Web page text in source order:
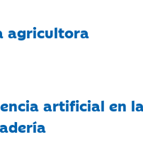
agricultora
artificial en